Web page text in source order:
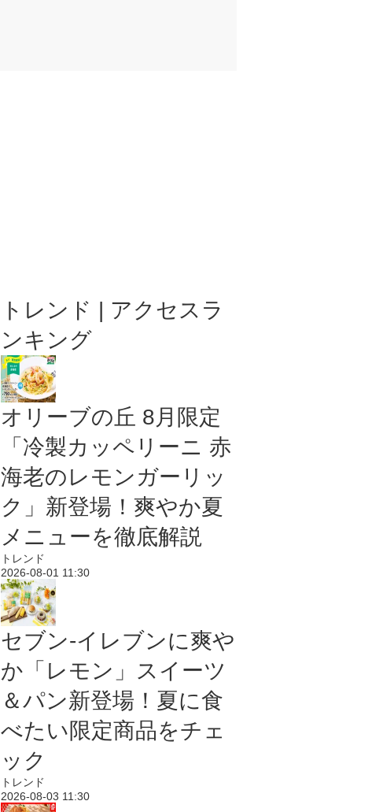
トレンド | アクセスラ
ンキング
オリーブの丘 8月限定
「冷製カッペリーニ 赤
海老のレモンガーリッ
ク」新登場！爽やか夏
メニューを徹底解説
トレンド
2026-08-01 11:30
セブン‐イレブンに爽や
か「レモン」スイーツ
＆パン新登場！夏に食
べたい限定商品をチェ
ック
トレンド
2026-08-03 11:30